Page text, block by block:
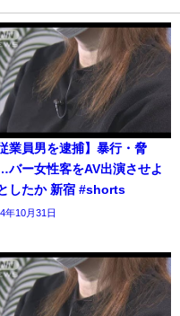
従業員男を逮捕】暴行・脅
バー女性客をAV出演させよ
したか 新宿 #shorts
年10月31日